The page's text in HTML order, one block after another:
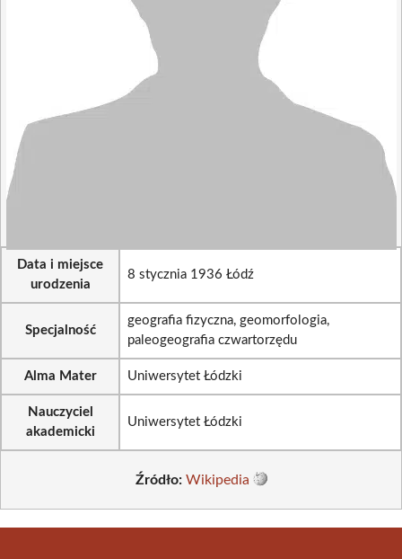
Data i miejsce
urodzenia
8 stycznia 1936 Łódź
Specjalność
geografia fizyczna, geomorfologia,
paleogeografia czwartorzędu
Alma Mater Uniwersytet Łódzki
Nauczyciel
akademicki
Uniwersytet Łódzki
Źródło: Wikipedia